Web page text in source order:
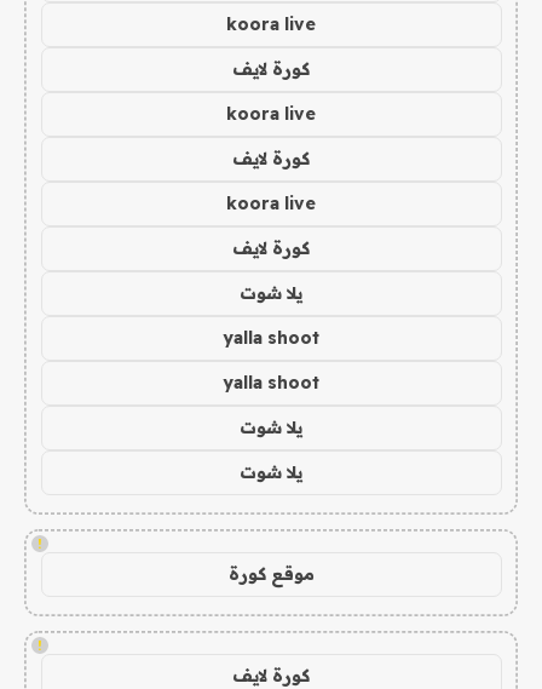
koora live
كورة لايف
koora live
كورة لايف
koora live
كورة لايف
يلا شوت
yalla shoot
yalla shoot
يلا شوت
يلا شوت
!
موقع كورة
!
كورة لايف